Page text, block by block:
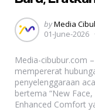
Posted
by
byMedia
01-June-2026
Media-cibubur.com
mempererat
penyelenggaraan
bertema “New
Enhanced Comfort